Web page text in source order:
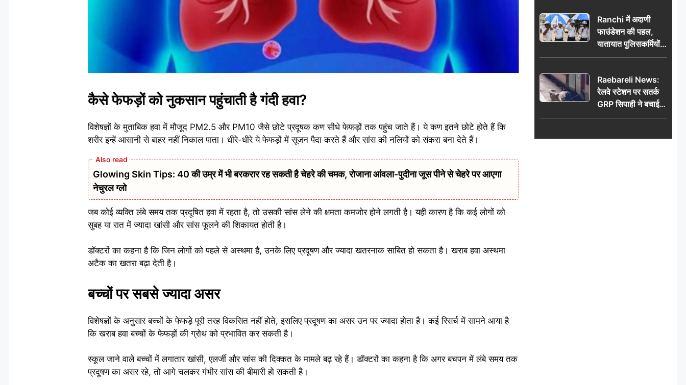
कैसे फेफड़ों को नुकसान पहुंचाती है गंदी हवा?
विशेषज्ञों के मुताबिक हवा में मौजूद PM2.5 और PM10 जैसे छोटे प्रदूषक कण सीधे फेफड़ों तक पहुंच जाते हैं। ये कण इतने छोटे होते हैं कि
शरीर इन्हें आसानी से बाहर नहीं निकाल पाता। धीरे-धीरे ये फेफड़ों में सूजन पैदा करते हैं और सांस की नलियों को संकरा बना देते हैं।
Glowing Skin Tips: 40 की उम्र में भी बरकरार रह सकती है चेहरे की चमक, रोजाना आंवला-पुदीना जूस पीने से चेहरे पर आएगा
नेचुरल ग्लो
जब कोई व्यक्ति लंबे समय तक प्रदूषित हवा में रहता है, तो उसकी सांस लेने की क्षमता कमजोर होने लगती है। यही कारण है कि कई लोगों को
सुबह या रात में ज्यादा खांसी और सांस फूलने की शिकायत होती है।
डॉक्टरों का कहना है कि जिन लोगों को पहले से अस्थमा है, उनके लिए प्रदूषण और ज्यादा खतरनाक साबित हो सकता है। खराब हवा अस्थमा
अटैक का खतरा बढ़ा देती है।
बच्चों पर सबसे ज्यादा असर
विशेषज्ञों के अनुसार बच्चों के फेफड़े पूरी तरह विकसित नहीं होते, इसलिए प्रदूषण का असर उन पर ज्यादा होता है। कई रिसर्च में सामने आया है
कि खराब हवा बच्चों के फेफड़ों की ग्रोथ को प्रभावित कर सकती है।
स्कूल जाने वाले बच्चों में लगातार खांसी, एलर्जी और सांस की दिक्कत के मामले बढ़ रहे हैं। डॉक्टरों का कहना है कि अगर बचपन में लंबे समय तक
प्रदूषण का असर रहे, तो आगे चलकर गंभीर सांस की बीमारी हो सकती है।
Ranchi में अदाणी
फाउंडेशन की पहल,
यातायात पुलिसकर्मियों
को वितरित किए गए छाते
Raebareli News:
रेलवे स्टेशन पर सतर्क
GRP सिपाही ने बचाई
महिला की जान, चलती
हादसा टला; घटना